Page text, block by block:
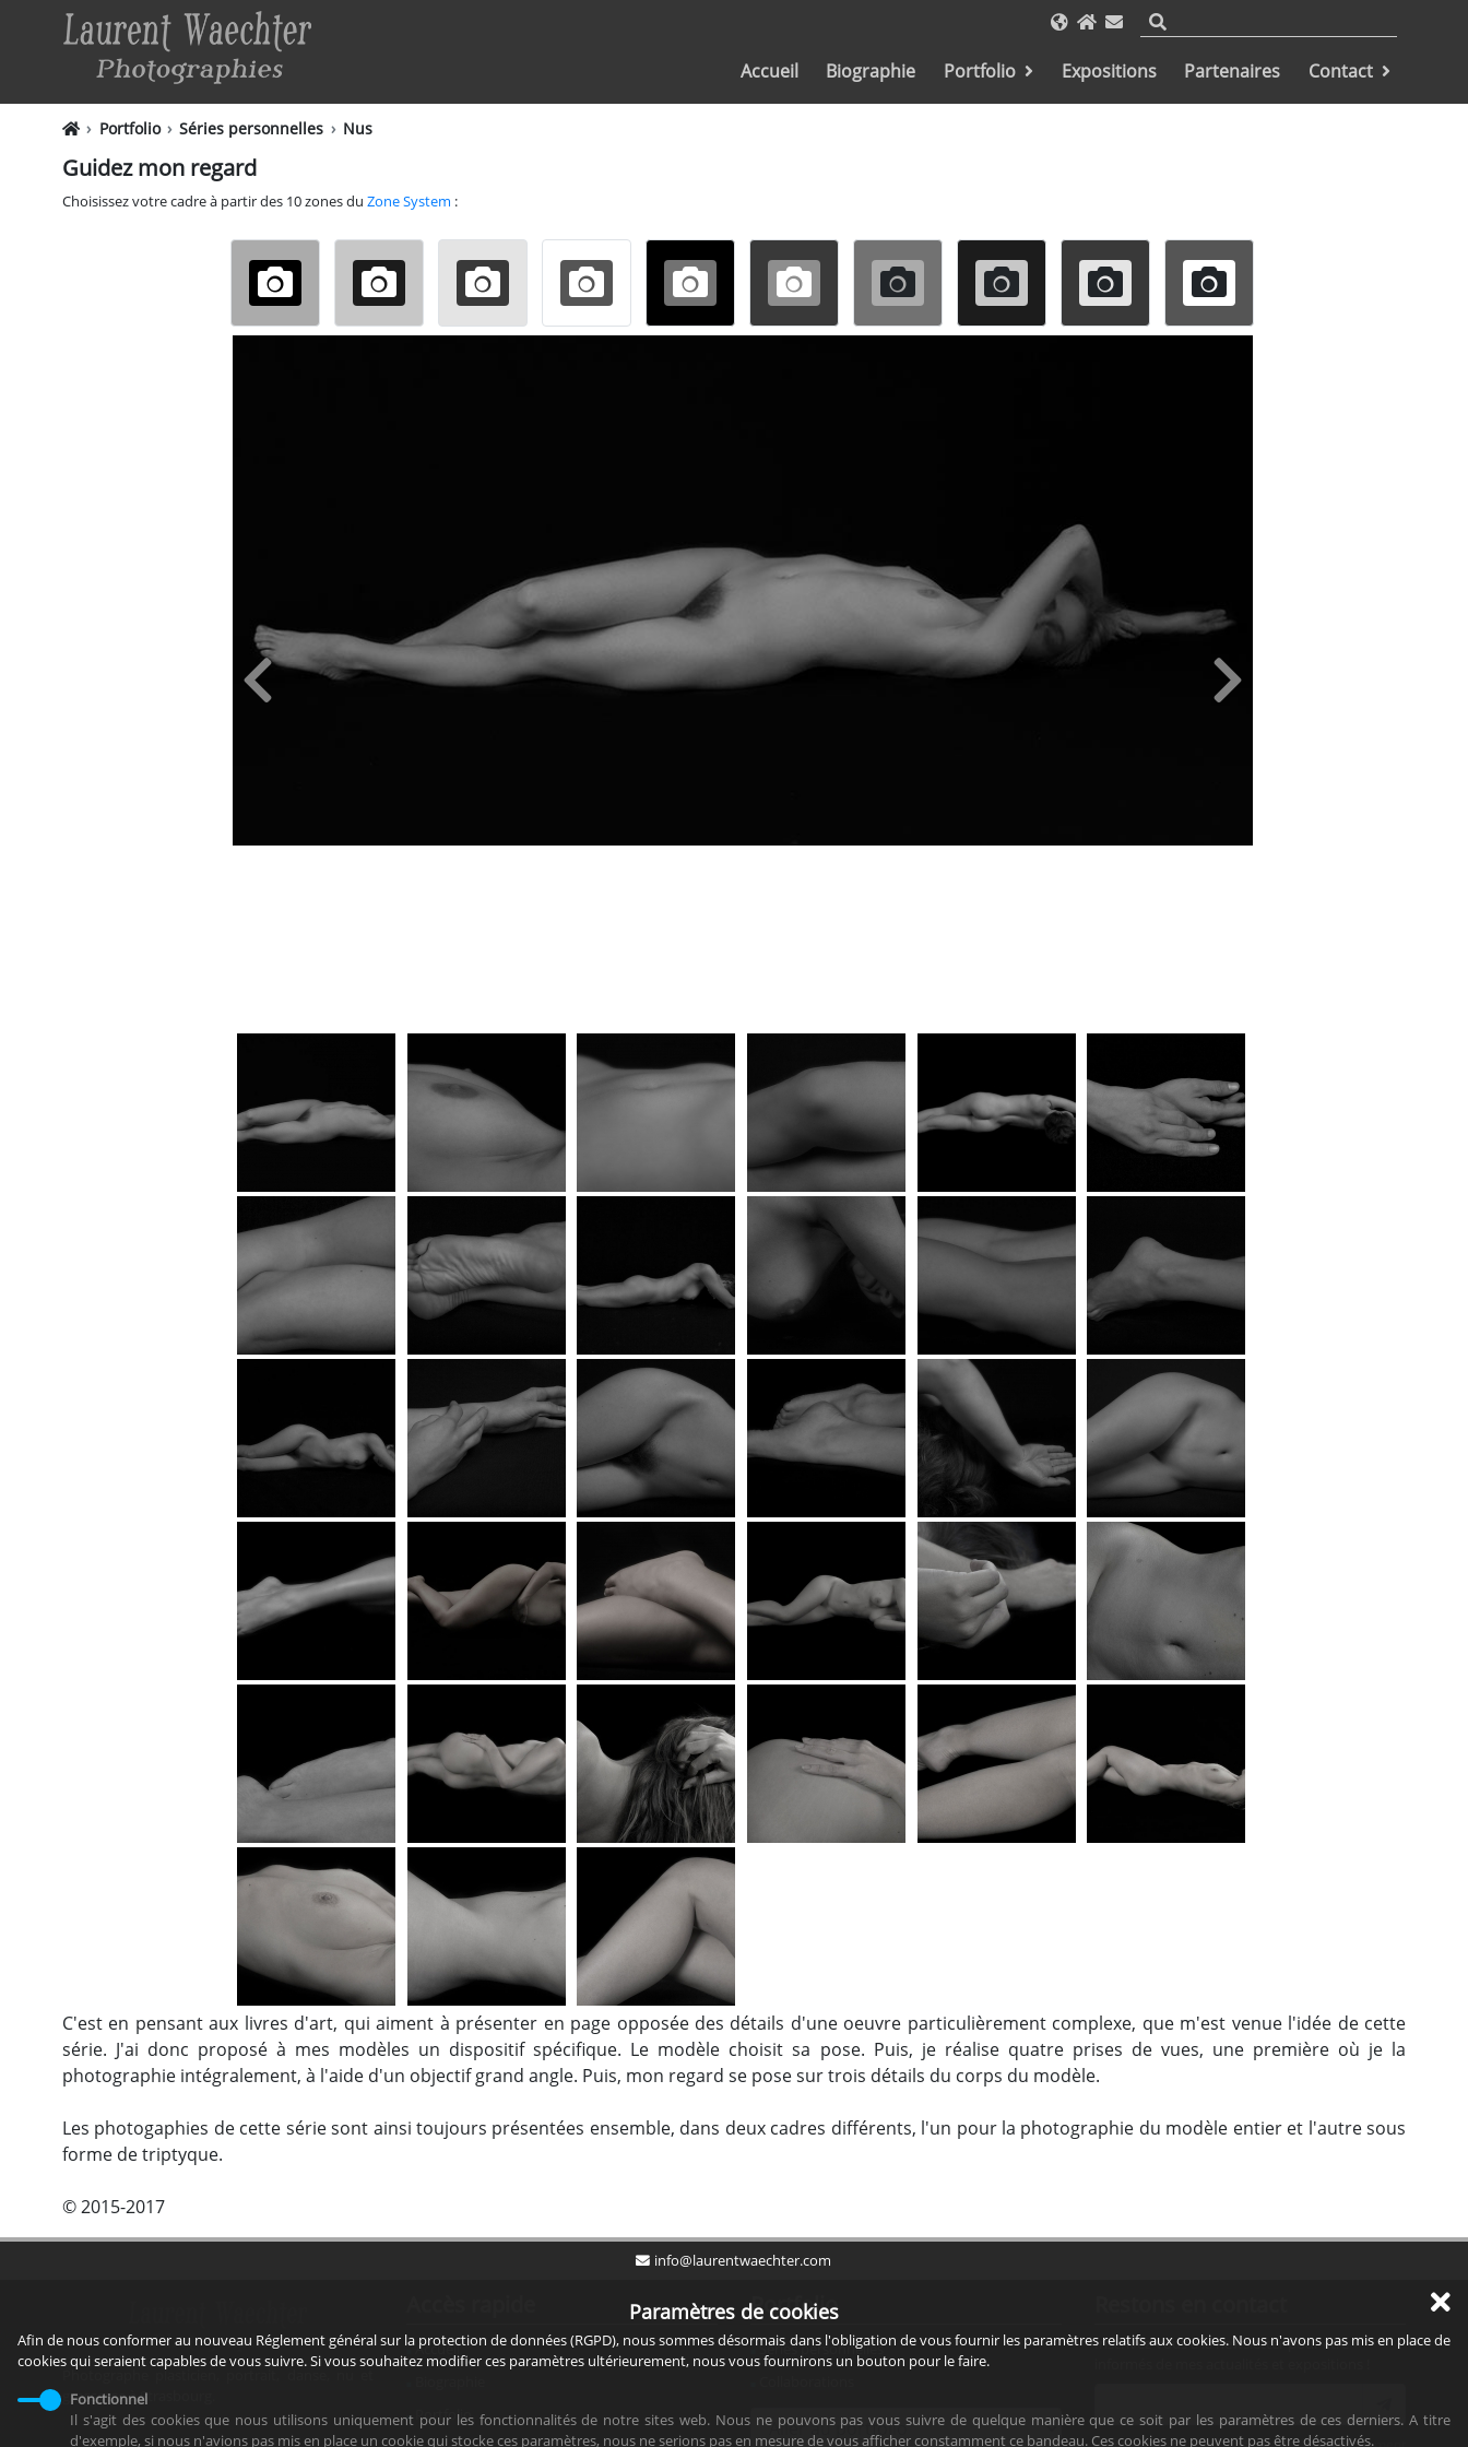
Accueil Biographie Portfolio Expositions Partenaires Contact
Portfolio Séries personnelles Nus
Guidez mon regard
Choisissez votre cadre à partir des 10 zones du Zone System :
C'est en pensant aux livres d'art, qui aiment à présenter en page opposée des détails d'une oeuvre particulièrement complexe, que m'est venue l'idée de cette
série. J'ai donc proposé à mes modèles un dispositif spécifique. Le modèle choisit sa pose. Puis, je réalise quatre prises de vues, une première où je la
photographie intégralement, à l'aide d'un objectif grand angle. Puis, mon regard se pose sur trois détails du corps du modèle.
Les photogaphies de cette série sont ainsi toujours présentées ensemble, dans deux cadres différents, l'un pour la photographie du modèle entier et l'autre sous
forme de triptyque.
© 2015-2017
info@laurentwaechter.com
Photographe plasticien, portrait, danse, nu et
grossesse à Strasbourg.
Accueil
Portfolio
Portfolio
Séries personnelles
Inscrivez-vous à la newsletter pour être
Paramètres de cookies
Afin de nous conformer au nouveau Réglement général sur la protection de données (RGPD), nous sommes désormais dans l'obligation de vous fournir les paramètres relatifs aux cookies. Nous n'avons pas mis en place de
cookies qui seraient capables de vous suivre. Si vous souhaitez modifier ces paramètres ultérieurement, nous vous fournirons un bouton pour le faire.
Fonctionnel
Il s'agit des cookies que nous utilisons uniquement pour les fonctionnalités de notre sites web. Nous ne pouvons pas vous suivre de quelque manière que ce soit par les paramètres de ces derniers. A titre
d'exemple, si nous n'avions pas mis en place un cookie qui stocke ces paramètres, nous ne serions pas en mesure de vous afficher constamment ce bandeau. Ces cookies ne peuvent pas être désactivés.